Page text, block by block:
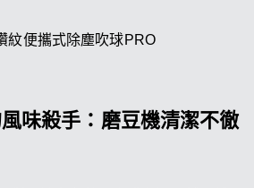
紋便攜式除塵吹球PRO
味殺手：磨豆機清潔不徹